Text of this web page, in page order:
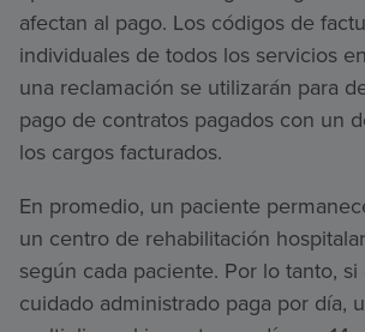
afectan al pago. Los códigos de
individuales de todos los servicios
una reclamación se utilizarán para
pago de contratos pagados con un
los cargos facturados.
En promedio, un paciente
un centro de rehabilitación
según cada paciente. Por lo tanto,
cuidado administrado paga por día,